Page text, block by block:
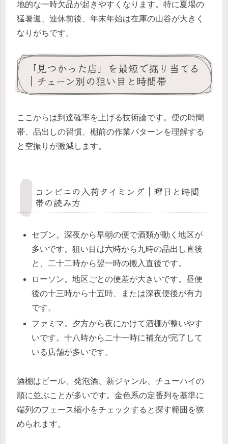
地的な一時欠品が起きやすくなります。特に夏場の
猛暑週、連休前後、年末年始は在庫の山谷が大きく
なりがちです。
「見つかった店」を最短で掘り当てる
｜チェーン別の狙い目と時間帯
ここからは到達確率を上げる技術論です。便の時間
帯、品出しの習慣、棚前の作業パターンを理解する
と空振りが激減します。
コンビニの入荷タイミング｜曜日と時間
帯の読み方
セブン。深夜から早朝の便で酒類が動く地区が
多いです。狙い目は六時から九時の品出し直後
と、二十二時から翌一時の搬入直後です。
ローソン。地区ごとの便差が大きいです。昼便
後の十三時から十五時、または深夜便後が有力
です。
ファミマ。夕方から夜にかけて酒棚が整いやす
いです。十八時から二十一時に補充が完了して
いる店舗が多いです。
酒棚はビール、発泡酒、新ジャンル、チューハイの
順に並ぶことが多いです。金色系の定番列を基準に
端列のフェース縮小をチェックすると探す範囲を狭
められます。